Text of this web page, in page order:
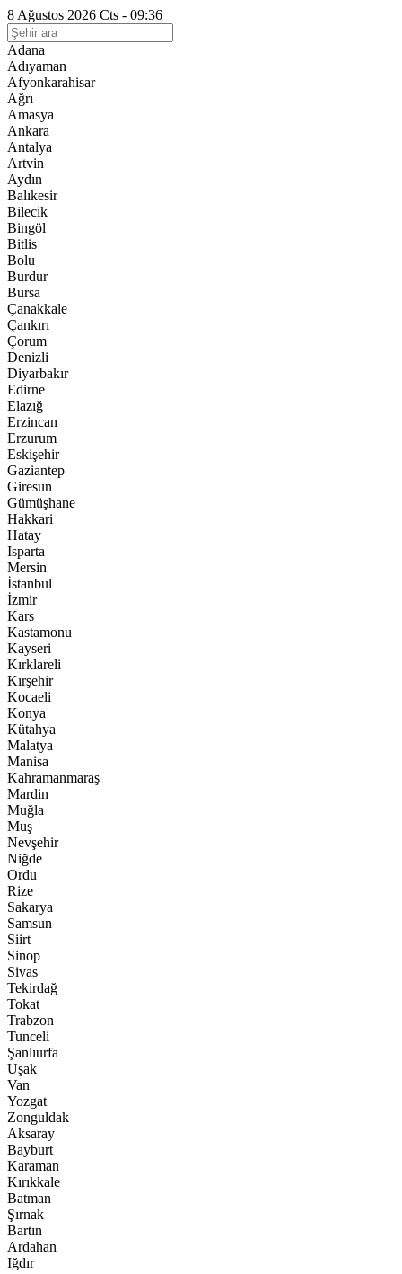
8 Ağustos 2026 Cts - 09:36
Adana
Adıyaman
Afyonkarahisar
Ağrı
Amasya
Ankara
Antalya
Artvin
Aydın
Balıkesir
Bilecik
Bingöl
Bitlis
Bolu
Burdur
Bursa
Çanakkale
Çankırı
Çorum
Denizli
Diyarbakır
Edirne
Elazığ
Erzincan
Erzurum
Eskişehir
Gaziantep
Giresun
Gümüşhane
Hakkari
Hatay
Isparta
Mersin
İstanbul
İzmir
Kars
Kastamonu
Kayseri
Kırklareli
Kırşehir
Kocaeli
Konya
Kütahya
Malatya
Manisa
Kahramanmaraş
Mardin
Muğla
Muş
Nevşehir
Niğde
Ordu
Rize
Sakarya
Samsun
Siirt
Sinop
Sivas
Tekirdağ
Tokat
Trabzon
Tunceli
Şanlıurfa
Uşak
Van
Yozgat
Zonguldak
Aksaray
Bayburt
Karaman
Kırıkkale
Batman
Şırnak
Bartın
Ardahan
Iğdır